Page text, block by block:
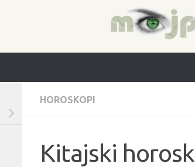
HOROSKOPI
Kitajski